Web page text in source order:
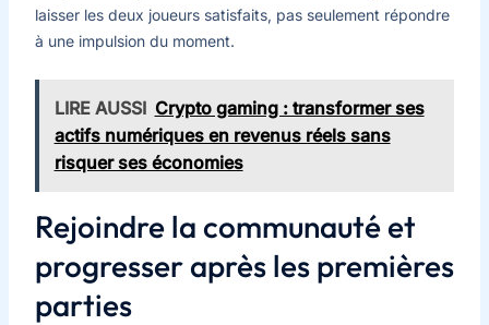
laisser les deux joueurs satisfaits, pas seulement répondre
à une impulsion du moment.
LIRE AUSSI Crypto gaming : transformer ses
actifs numériques en revenus réels sans
risquer ses économies
Rejoindre la communauté et
progresser après les premières
parties